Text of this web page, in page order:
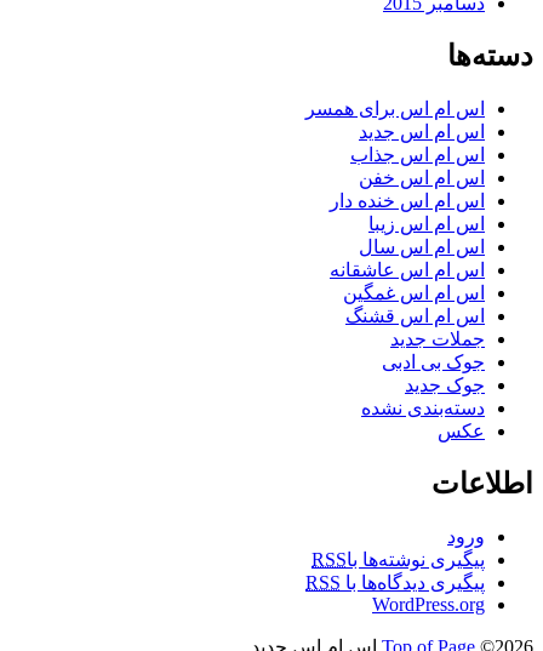
دسته‌ها
اس ام اس برای همسر
اس ام اس جدید
اس ام اس جذاب
اس ام اس خفن
اس ام اس خنده دار
اس ام اس زیبا
اس ام اس سال
اس ام اس عاشقانه
اس ام اس غمگین
اس ام اس قشنگ
جملات جدید
جوک بی ادبی
جوک جدید
دسته‌بندی نشده
عکس
اطلاعات
ورود
پیگیری نوشته‌ها باRSS
پیگیری دیدگاه‌ها با RSS
WordPress.org
Top of Page ©2026 اس ام اس جدید